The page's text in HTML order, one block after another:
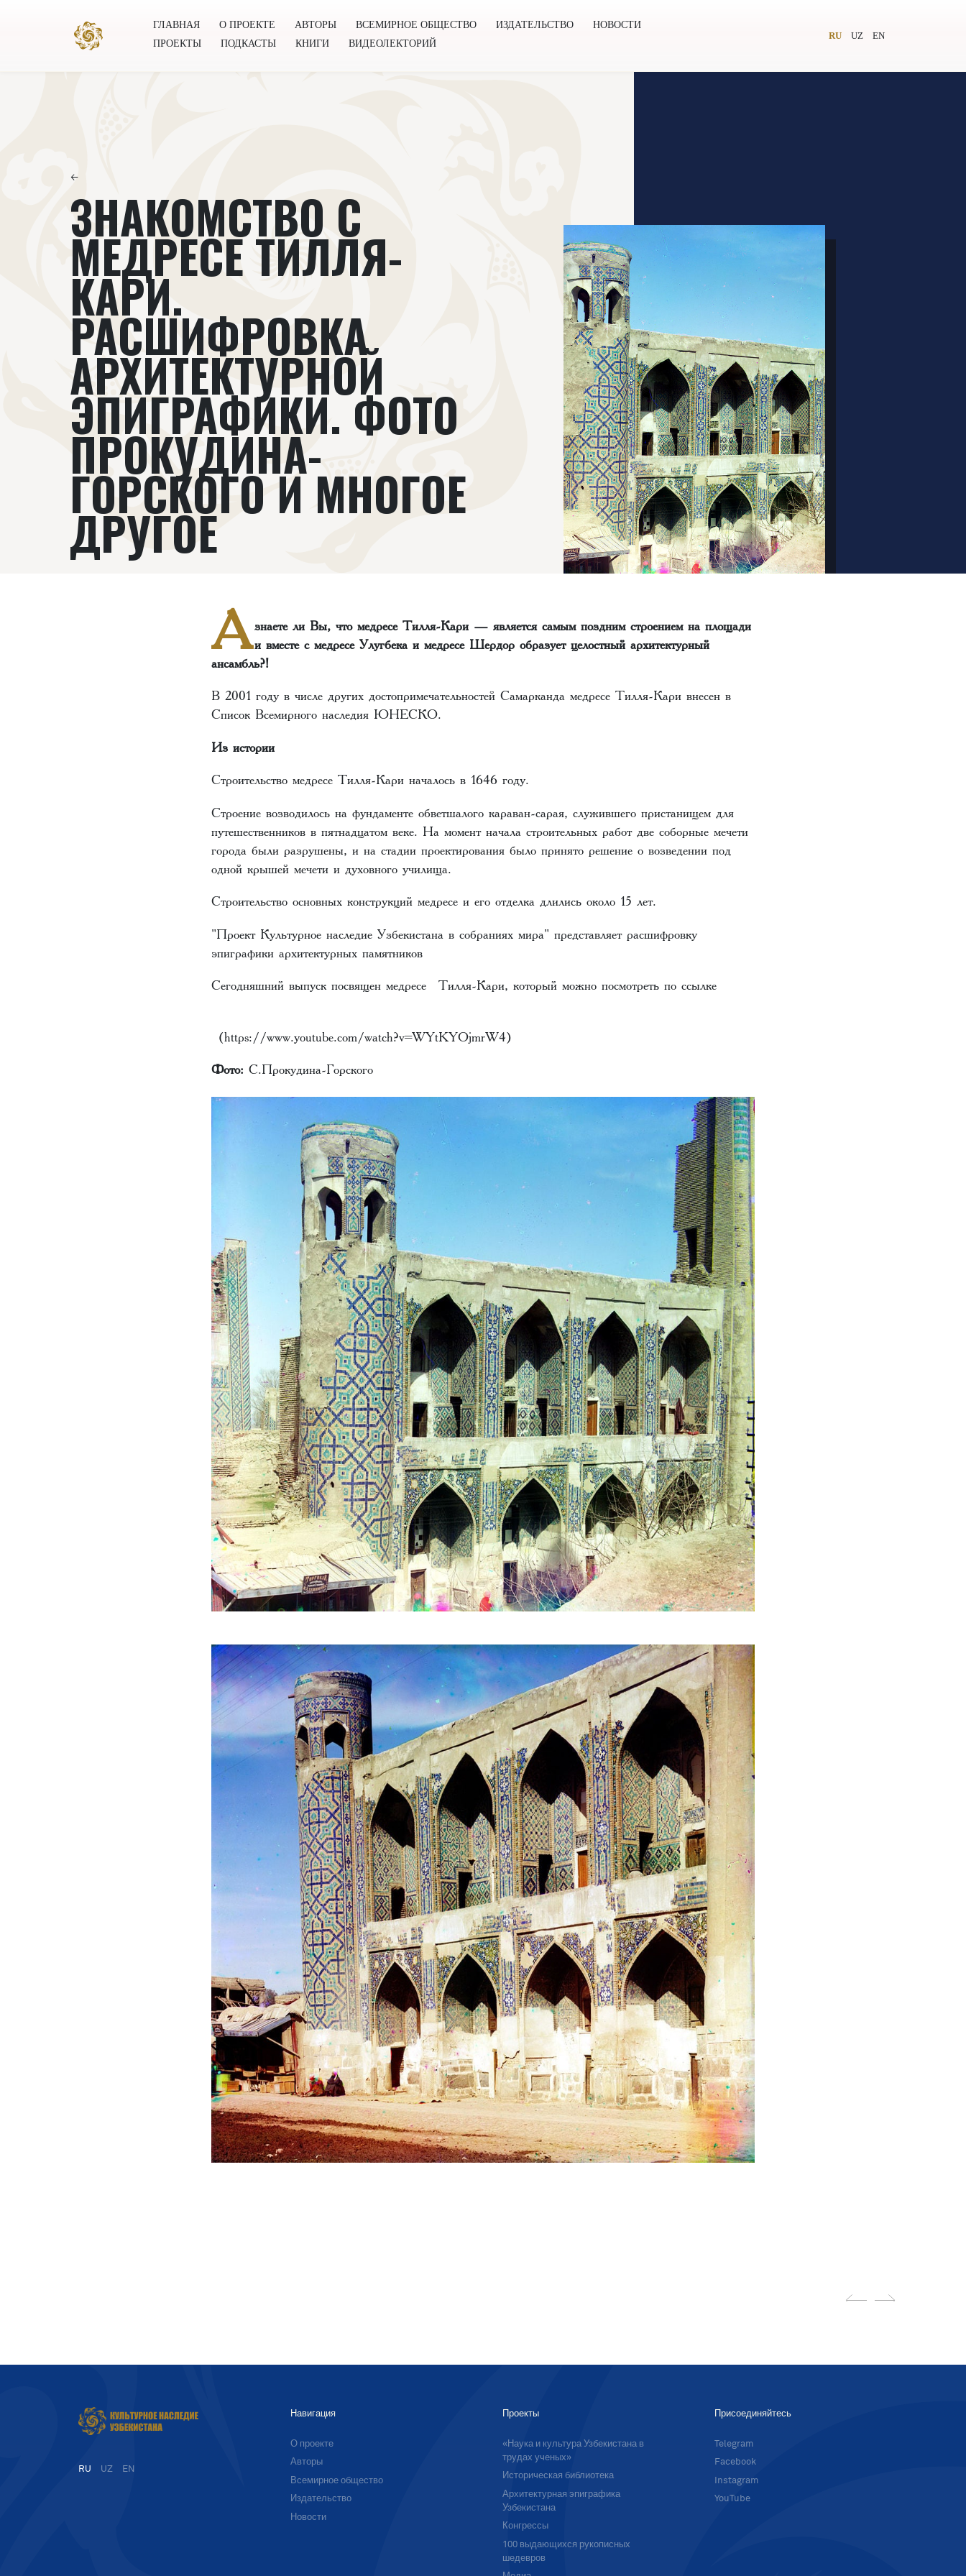
ГЛАВНАЯ О ПРОЕКТЕ АВТОРЫ ВСЕМИРНОЕ ОБЩЕСТВО ИЗДАТЕЛЬСТВО
НОВОСТИ
ПРОЕКТЫ
ПОДКАСТЫ КНИГИ ВИДЕОЛЕКТОРИЙ
RU UZ EN
←
ЗНАКОМСТВО С
МЕДРЕСЕ ТИЛЛЯ-
КАРИ.
РАСШИФРОВКА
АРХИТЕКТУРНОЙ
ЭПИГРАФИКИ. ФОТО
ПРОКУДИНА-
ГОРСКОГО И МНОГОЕ
ДРУГОЕ
Азнаете ли Вы, что медресе Тилля-Кари — является самым поздним строением на площади
и вместе с медресе Улугбека и медресе Шердор образует целостный архитектурный
ансамбль?!
В 2001 году в числе других достопримечательностей Самарканда медресе Тилля-Кари внесен в
Список Всемирного наследия ЮНЕСКО.
Из истории
Строительство медресе Тилля-Кари началось в 1646 году.
Строение возводилось на фундаменте обветшалого караван-сарая, служившего пристанищем для
путешественников в пятнадцатом веке. На момент начала строительных работ две соборные мечети
города были разрушены, и на стадии проектирования было принято решение о возведении под
одной крышей мечети и духовного училища.
Строительство основных конструкций медресе и его отделка длились около 15 лет.
"Проект Культурное наследие Узбекистана в собраниях мира" представляет расшифровку
эпиграфики архитектурных памятников
Сегодняшний выпуск посвящен медресе Тилля-Кари, который можно посмотреть по ссылке
(https://www.youtube.com/watch?v=WYtKYOjmrW4)
Фото: С.Прокудина-Горского
RU UZ EN
Навигация
О проекте
Авторы
Всемирное общество
Издательство
Новости
Проекты
«Наука и культура Узбекистана в
трудах ученых»
Историческая библиотека
Архитектурная эпиграфика
Узбекистана
Конгрессы
100 выдающихся рукописных
шедевров
Присоединяйтесь
Telegram
Facebook
Instagram
YouTube